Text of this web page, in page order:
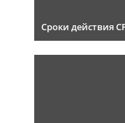
Сроки действия